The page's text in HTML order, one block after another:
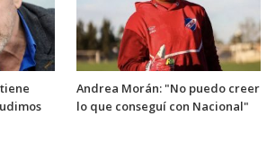
Andrea Morán: "No puedo creer
lo que conseguí con Nacional"